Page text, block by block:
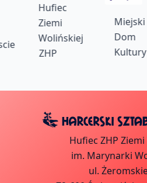
Hufiec
Ziemi
Wolińskiej
ZHP
Miejski
Dom
Kultury
Hufiec ZHP
im. Marynarki
ul.